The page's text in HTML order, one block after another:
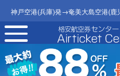
神戸空港(兵庫)発→奄美大島空港(鹿
toggle
navigation